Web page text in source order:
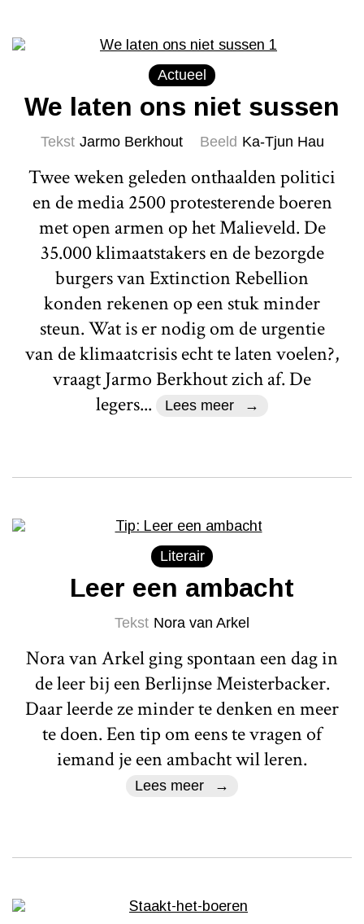
Actueel
We laten ons niet sussen
Tekst Jarmo Berkhout Beeld Ka-Tjun Hau
Twee weken geleden onthaalden politici
en de media 2500 protesterende boeren
met open armen op het Malieveld. De
35.000 klimaatstakers en de bezorgde
burgers van Extinction Rebellion
konden rekenen op een stuk minder
steun. Wat is er nodig om de urgentie
van de klimaatcrisis echt te laten voelen?,
vraagt Jarmo Berkhout zich af. De
legers...
Lees meer
Literair
Leer een ambacht
Tekst Nora van Arkel
Nora van Arkel ging spontaan een dag in
de leer bij een Berlijnse Meisterbacker.
Daar leerde ze minder te denken en meer
te doen. Een tip om eens te vragen of
iemand je een ambacht wil leren.
Lees meer